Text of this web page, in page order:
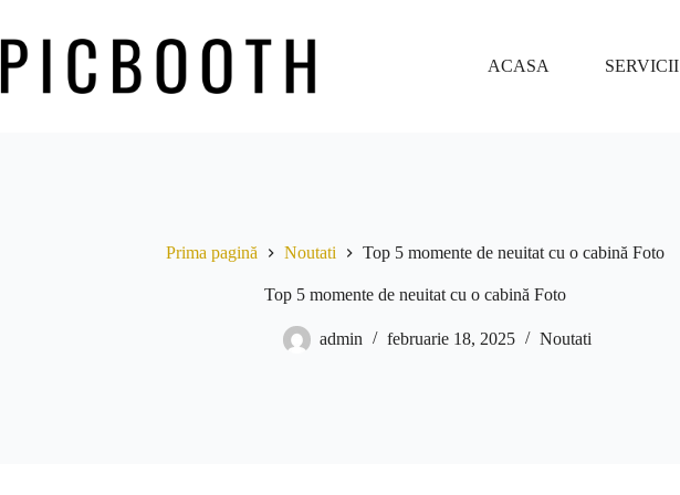
ACASA SERVICII
Prima pagină Noutati Top 5 momente de neuitat cu o cabină Foto
Top 5 momente de neuitat cu o cabină Foto
admin februarie 18, 2025 Noutati